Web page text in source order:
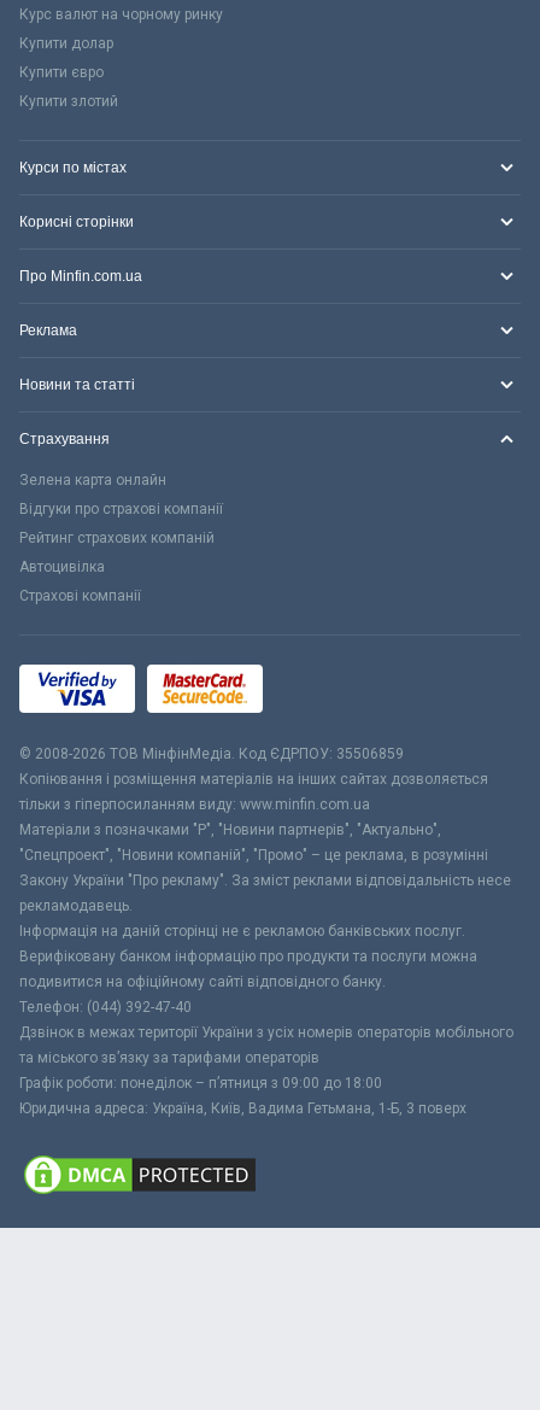
Курс валют на чорному ринку
Купити долар
Купити євро
Купити злотий
Курси по містах
Корисні сторінки
Про Minfin.com.ua
Реклама
Новини та статті
Страхування
Зелена карта онлайн
Відгуки про страхові компанії
Рейтинг страхових компаній
Автоцивілка
Страхові компанії
© 2008-2026 ТОВ МiнфiнМедiа. Код ЄДРПОУ: 35506859
Копіювання і розміщення матеріалів на інших сайтах дозволяється
тільки з гіперпосиланням виду: www.minfin.com.ua
Матеріали з позначками "Р", "Новини партнерів", "Актуально",
"Спецпроект", "Новини компаній", "Промо" – це реклама, в розумінні
Закону України "Про рекламу". За зміст реклами відповідальність несе
рекламодавець.
Інформація на даній сторінці не є рекламою банківських послуг.
Верифіковану банком інформацію про продукти та послуги можна
подивитися на офіційному сайті відповідного банку.
Телефон: (044) 392-47-40
Дзвінок в межах території України з усіх номерів операторів мобільного
та міського зв’язку за тарифами операторів
Графік роботи: понеділок – п’ятниця з 09:00 до 18:00
Юридична адреса: Україна, Київ, Вадима Гетьмана, 1-Б, 3 поверх